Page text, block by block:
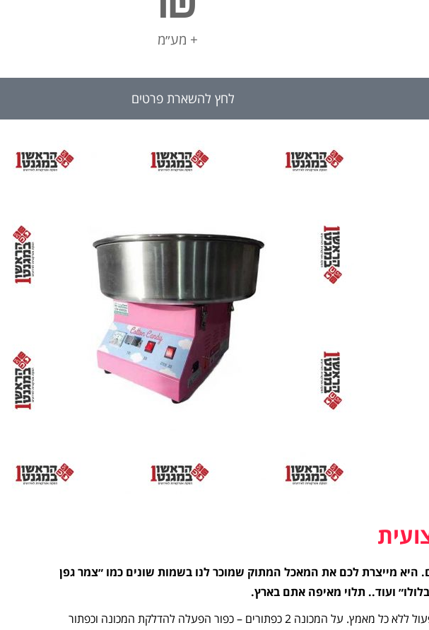
+ מע״מ
לחץ להשארת פרטים
היא מייצרת לכם את המאכל המתוק שמוכר לנו בשמות שונים כמו ״צמר גפן
ועוד.. תלוי מאיפה אתם בארץ.
המכונה קלת משקל ופשוטה לתפעול ללא כל מאמץ. על המכונה 2 כפתורים – כפור הפעלה להדלקת המכונה וכפתור